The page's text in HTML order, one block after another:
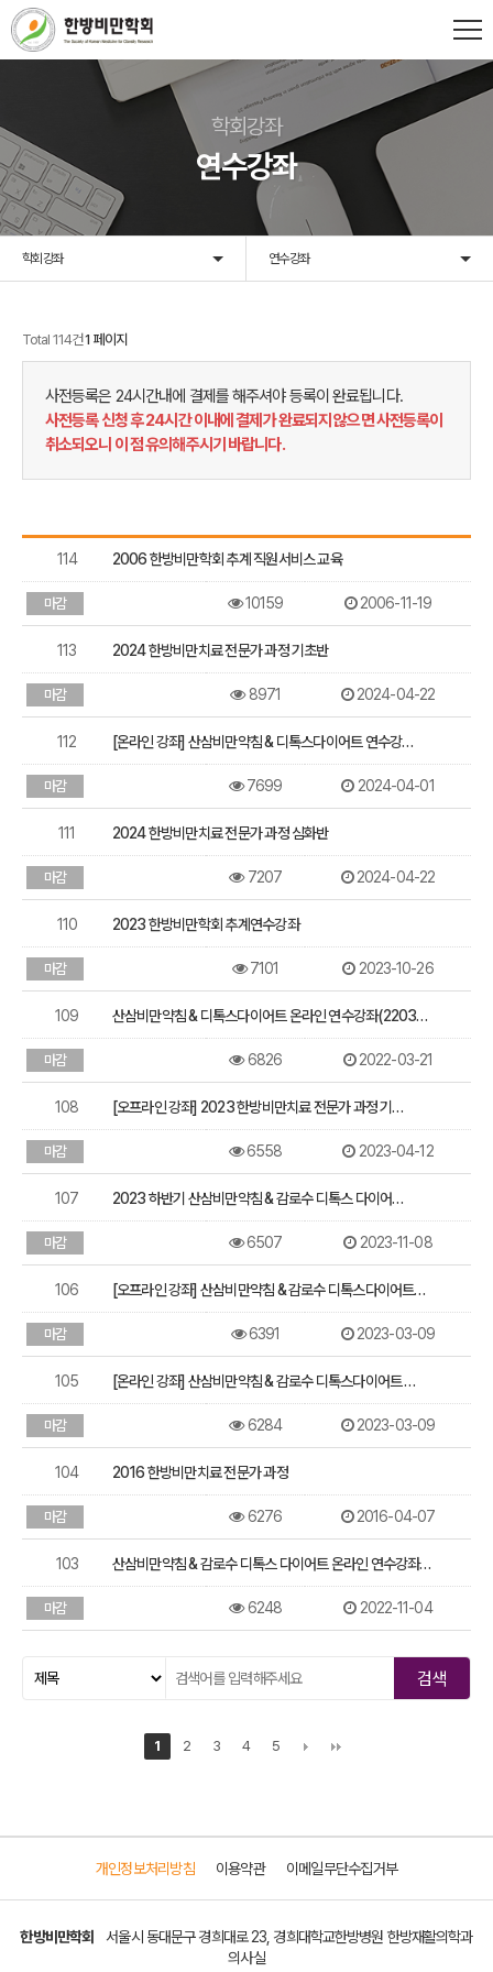
학회강좌
연수강좌
학회강좌 연수강좌
Total 114건1 페이지
사전등록은 24시간내에 결제를 해주셔야 등록이 완료됩니다.
사전등록 신청 후 24시간 이내에 결제가 완료되지 않으면 사전등록이
취소되오니 이 점 유의해주시기 바랍니다.
연
좌
록
114 2006 한방비만학회 추계 직원서비스 교육
마감 10159 2006-11-19
113 2024 한방비만치료 전문가 과정 기초반
마감 8971 2024-04-22
112 [온라인 강좌] 산삼비만약침 & 디톡스다이어트 연수강…
마감 7699 2024-04-01
111 2024 한방비만치료 전문가 과정 심화반
마감 7207 2024-04-22
110 2023 한방비만학회 추계연수강좌
마감 7101 2023-10-26
109 산삼비만약침 & 디톡스다이어트 온라인 연수강좌(2203…
마감 6826 2022-03-21
108 [오프라인 강좌] 2023 한방비만치료 전문가 과정 기…
마감 6558 2023-04-12
107 2023 하반기 산삼비만약침 & 감로수 디톡스 다이어…
마감 6507 2023-11-08
106 [오프라인 강좌] 산삼비만약침 & 감로수 디톡스다이어트…
마감 6391 2023-03-09
105 [온라인 강좌] 산삼비만약침 & 감로수 디톡스다이어트 …
마감 6284 2023-03-09
104 2016 한방비만치료 전문가 과정
마감 6276 2016-04-07
103 산삼비만약침 & 감로수 디톡스 다이어트 온라인 연수강좌…
마감 6248 2022-11-04
1 2 3 4 5
개인정보처리방침 이용약관 이메일무단수집거부
한방비만학회
서울시 동대문구 경희대로 23, 경희대학교한방병원 한방재활의학과
의사실